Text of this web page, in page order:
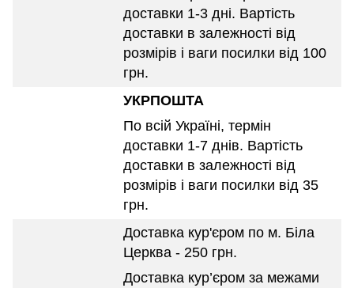
доставки 1-3 дні. Вартість
доставки в залежності від
розмірів і ваги посилки від 100
грн.
УКРПОШТА
По всій Україні, термін
доставки 1-7 днів. Вартість
доставки в залежності від
розмірів і ваги посилки від 35
грн.
Доставка кур'єром по м. Біла
Церква - 250 грн.
Доставка кур’єром за межами